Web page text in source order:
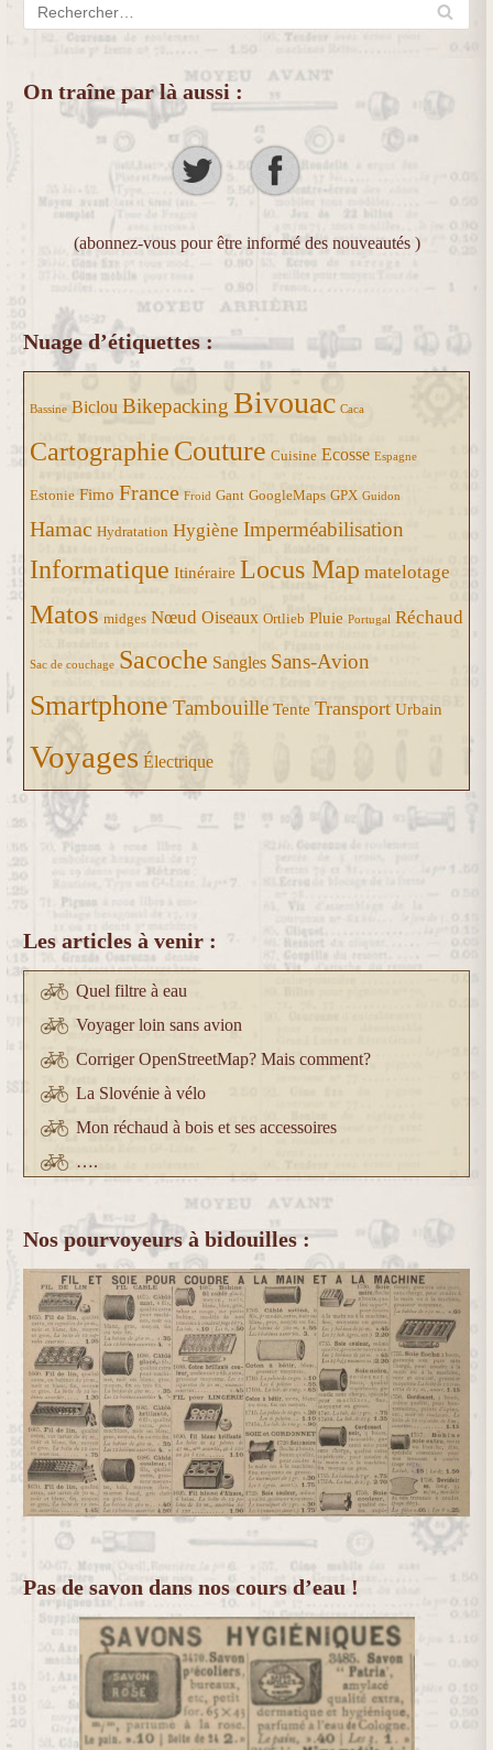
On traîne par là aussi :
(abonnez-vous pour être informé des nouveautés )
Nuage d’étiquettes :
Bassine Biclou Bikepacking Bivouac Caca
Cartographie Couture Cuisine Ecosse Espagne
Estonie Fimo France Froid Gant GoogleMaps GPX Guidon
Hamac Hydratation Hygiène Imperméabilisation
Informatique Itinéraire Locus Map matelotage
Matos midges Nœud Oiseaux Ortlieb Pluie Portugal Réchaud
Sac de couchage Sacoche Sangles Sans-Avion
Smartphone Tambouille Tente Transport Urbain
Voyages Électrique
Les articles à venir :
Quel filtre à eau
Voyager loin sans avion
Corriger OpenStreetMap? Mais comment?
La Slovénie à vélo
Mon réchaud à bois et ses accessoires
….
Nos pourvoyeurs à bidouilles :
Pas de savon dans nos cours d’eau !